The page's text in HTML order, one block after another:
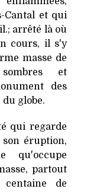
Cantal et qui
arrêté là où
cours, il s'y
masse de
et
des
globe.
qui regarde
éruption,
qu'occupe
partout
centaine de